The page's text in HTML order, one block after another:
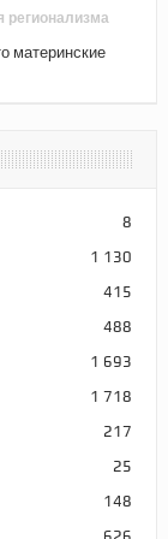
регионализма
материнские
8
1 130
415
488
1 693
1 718
217
25
148